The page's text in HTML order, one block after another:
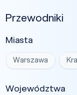
Przewodniki
Miasta
Warszawa
Województwa